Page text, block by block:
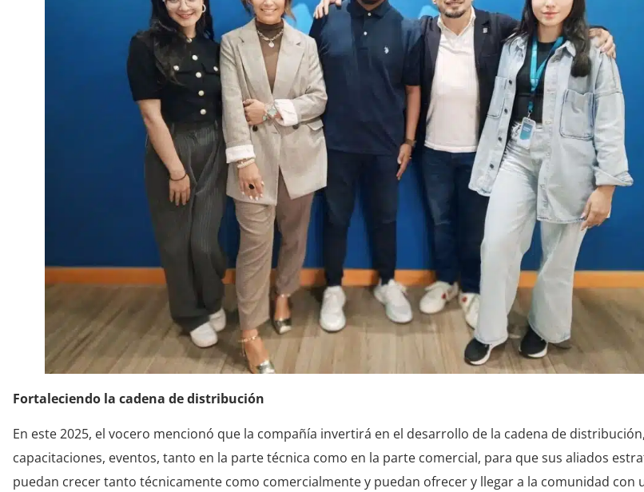
Fortaleciendo la cadena de distribución
En este 2025, el vocero mencionó que la compañía invertirá en el desarrollo de la cadena de
capacitaciones, eventos, tanto en la parte técnica como en la parte comercial, para que sus aliados
puedan crecer tanto técnicamente como comercialmente y puedan ofrecer y llegar a la comunidad con